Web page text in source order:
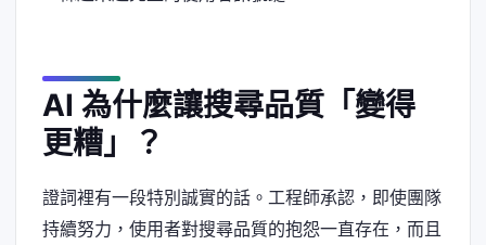
AI 為什麼讓搜尋品質「變得
更糟」？
證詞裡有一段特別誠實的話。工程師承認，即使團隊
持續努力，使用者對搜尋品質的抱怨一直存在，而且